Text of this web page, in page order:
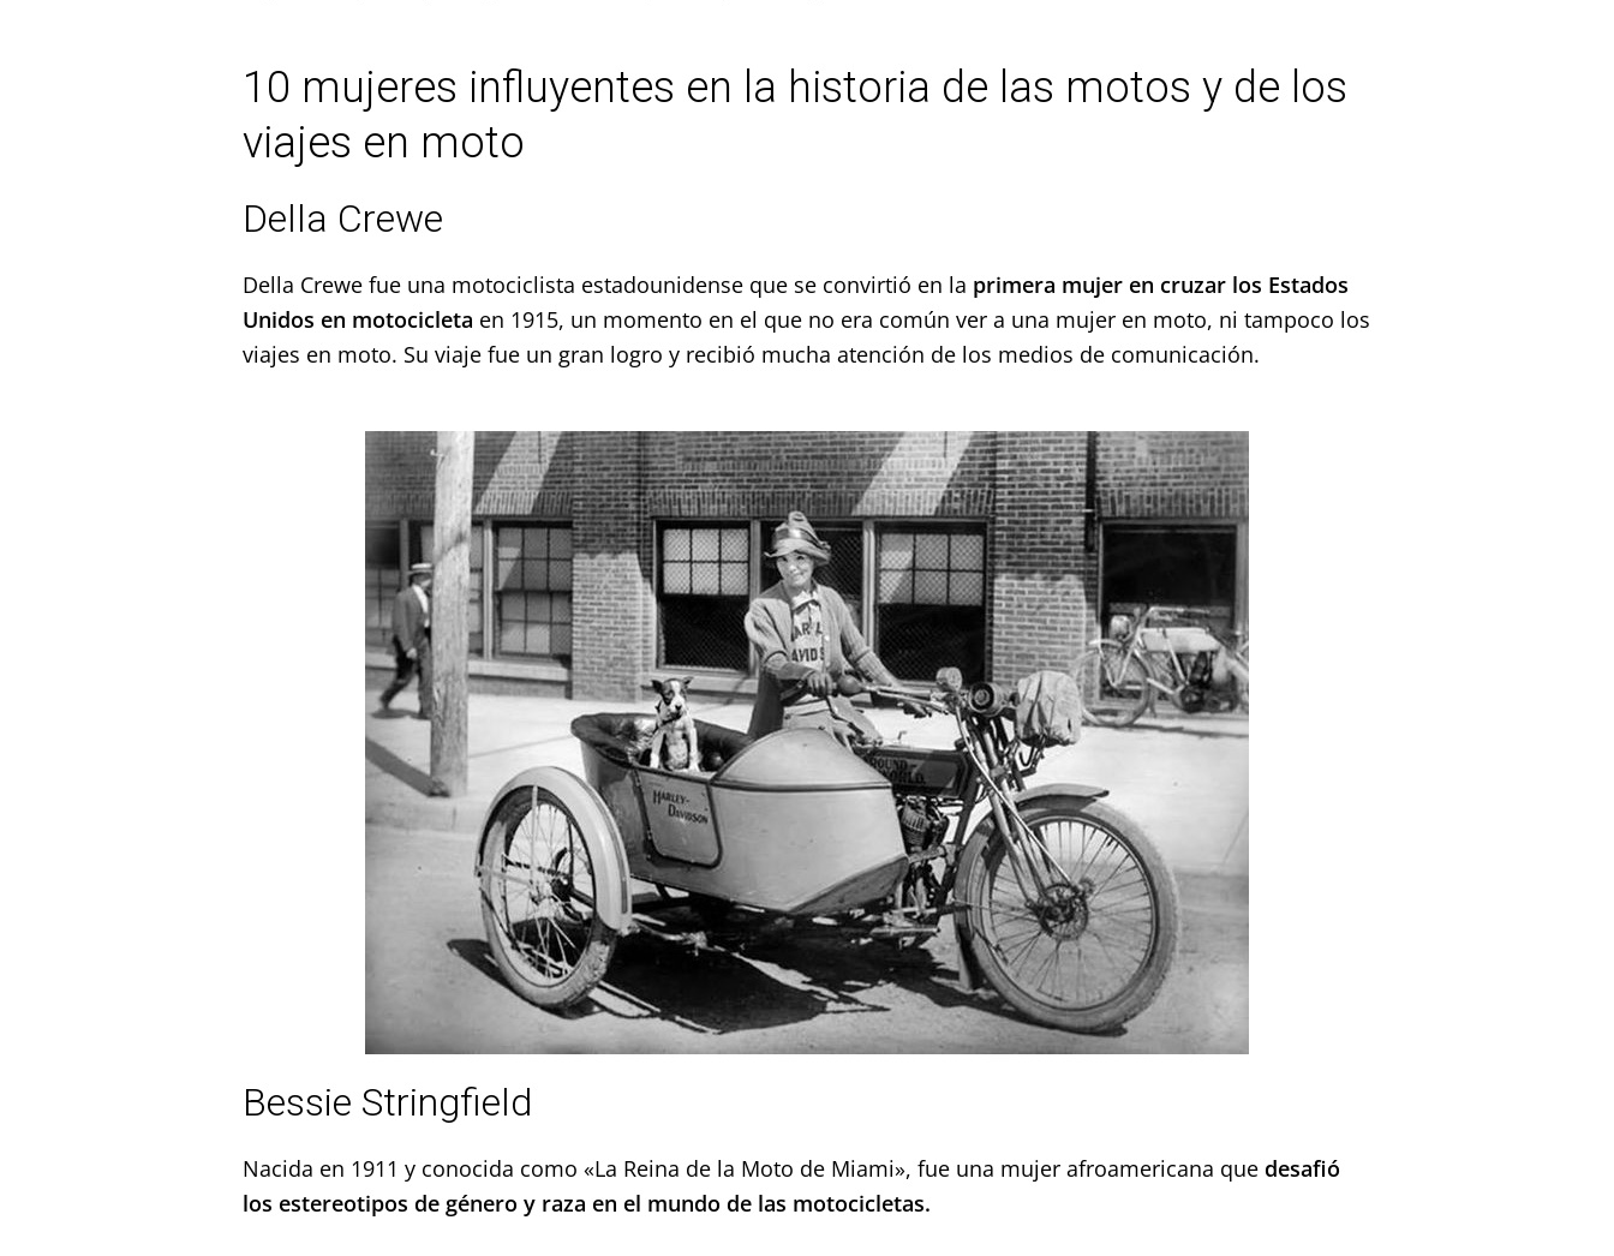
10 mujeres influyentes en la historia de las motos y de los
viajes en moto
Della Crewe
Della Crewe fue una motociclista estadounidense que se convirtió en la primera mujer en cruzar los Estados
Unidos en motocicleta en 1915, un momento en el que no era común ver a una mujer en moto, ni tampoco los
viajes en moto. Su viaje fue un gran logro y recibió mucha atención de los medios de comunicación.
Bessie Stringfield
Nacida en 1911 y conocida como «La Reina de la Moto de Miami», fue una mujer afroamericana que desafió
los estereotipos de género y raza en el mundo de las motocicletas.